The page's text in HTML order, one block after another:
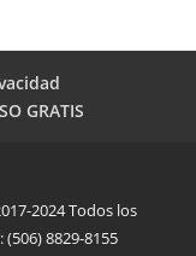
GRATIS
2024 Todos los
(506) 8829-8155